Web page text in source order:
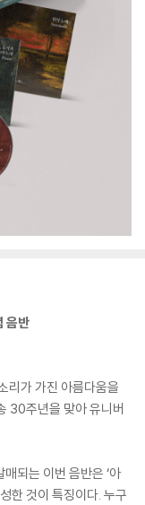
음반
리가 가진 아름다움을
30주년을 맞아 유니버
되는 이번 음반은 ‘아
한 것이 특징이다. 누구